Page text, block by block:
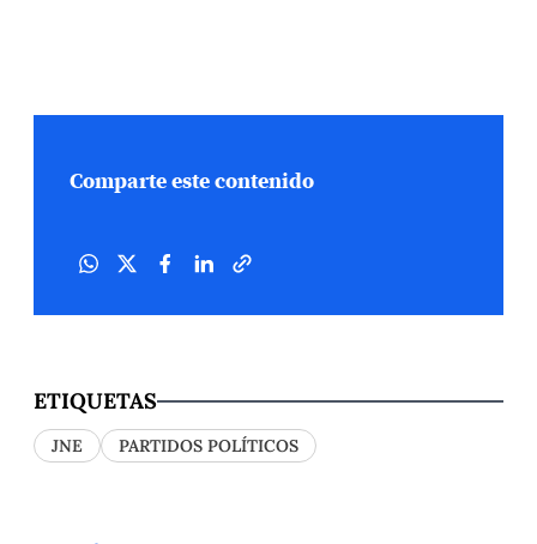
Comparte este contenido
ETIQUETAS
JNE PARTIDOS POLÍTICOS